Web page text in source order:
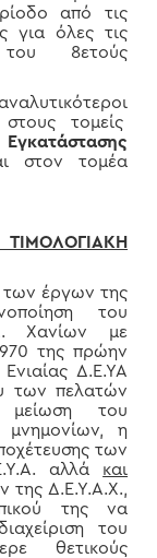
από τις
για όλες τις
του 8ετούς
τομείς
στον τομέα
έργων της
του
Χανίων με
της πρώην
Δ.Ε.ΥΑ
των πελατών
του
μνημονίων, η
των
αλλά και
της Δ.Ε.Υ.Α.Χ.,
της να
του
θετικούς